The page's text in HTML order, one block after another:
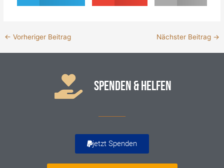
← Vorheriger Beitrag Nächster Beitrag →
SPENDEN & HELFEN
jetzt Spenden